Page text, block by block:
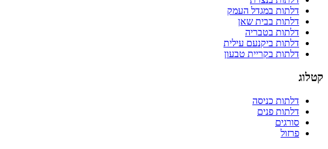
דלתות במגדל העמק
דלתות בבית שאן
דלתות בטבריה
דלתות ביקנעם עילית
דלתות בקריית טבעון
קטלוג
דלתות כניסה
דלתות פנים
סורגים
פרזול